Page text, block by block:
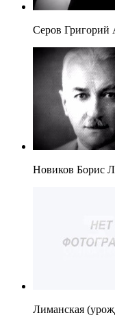
Серов Григорий
Новиков Борис
Лиманская